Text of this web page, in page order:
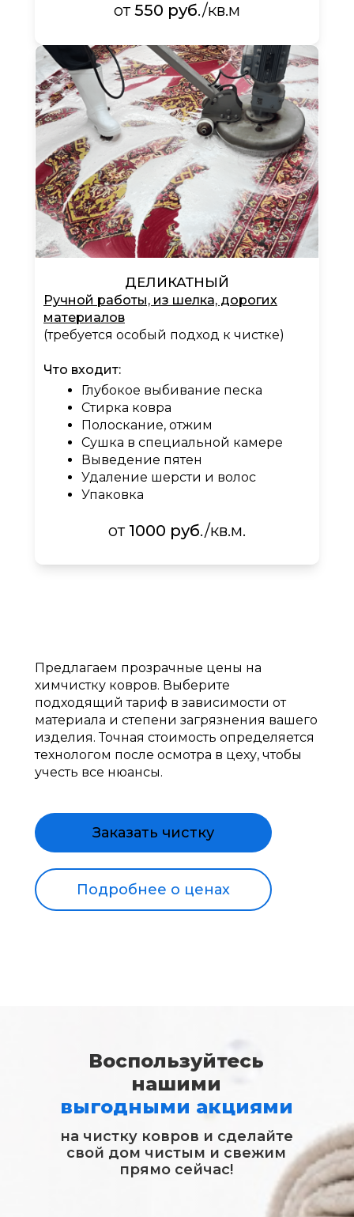
от550 руб./кв.м
ДЕЛИКАТНЫЙ
Ручной работы, из шелка, дорогих
материалов
(требуется особый подход к чистке)
Что входит:
Глубокое выбивание песка
Стирка ковра
Полоскание, отжим
Сушка в специальной камере
Выведение пятен
Удаление шерсти и волос
Упаковка
от 1000 руб./кв.м.
Предлагаем прозрачные цены на
химчистку ковров. Выберите
подходящий тариф в зависимости от
материала и степени загрязнения вашего
изделия. Точная стоимость определяется
технологом после осмотра в цеху, чтобы
учесть все нюансы.
Заказать чистку
Подробнее о ценах
Воспользуйтесь
нашими
выгодными акциями
на чистку ковров и сделайте
свой дом чистым и свежим
прямо сейчас!